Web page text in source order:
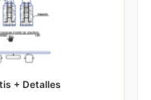
+ Detalles